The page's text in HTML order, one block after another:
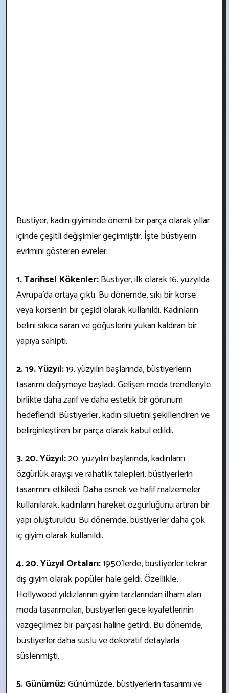
Büstiyer, kadın giyiminde önemli bir parça olarak yıllar
içinde çeşitli değişimler geçirmiştir. İşte büstiyerin
evrimini gösteren evreler:
1. Tarihsel Kökenler:Büstiyer, ilk olarak 16. yüzyılda
Avrupa'da ortaya çıktı. Bu dönemde, sıkı bir korse
veya korsenin bir çeşidi olarak kullanıldı. Kadınların
belini sıkıca saran ve göğüslerini yukarı kaldıran bir
yapıya sahipti.
2. 19. Yüzyıl:19. yüzyılın başlarında, büstiyerlerin
tasarımı değişmeye başladı. Gelişen moda trendleriyle
birlikte daha zarif ve daha estetik bir görünüm
hedeflendi. Büstiyerler, kadın siluetini şekillendiren ve
belirginleştiren bir parça olarak kabul edildi.
3. 20. Yüzyıl:20. yüzyılın başlarında, kadınların
özgürlük arayışı ve rahatlık talepleri, büstiyerlerin
tasarımını etkiledi. Daha esnek ve hafif malzemeler
kullanılarak, kadınların hareket özgürlüğünü artıran bir
yapı oluşturuldu. Bu dönemde, büstiyerler daha çok
iç giyim olarak kullanıldı.
4. 20. Yüzyıl Ortaları:1950'lerde, büstiyerler tekrar
dış giyim olarak popüler hale geldi. Özellikle,
Hollywood yıldızlarının giyim tarzlarından ilham alan
moda tasarımcıları, büstiyerleri gece kıyafetlerinin
vazgeçilmez bir parçası haline getirdi. Bu dönemde,
büstiyerler daha süslü ve dekoratif detaylarla
süslenmişti.
5. Günümüz:Günümüzde, büstiyerlerin tasarımı ve